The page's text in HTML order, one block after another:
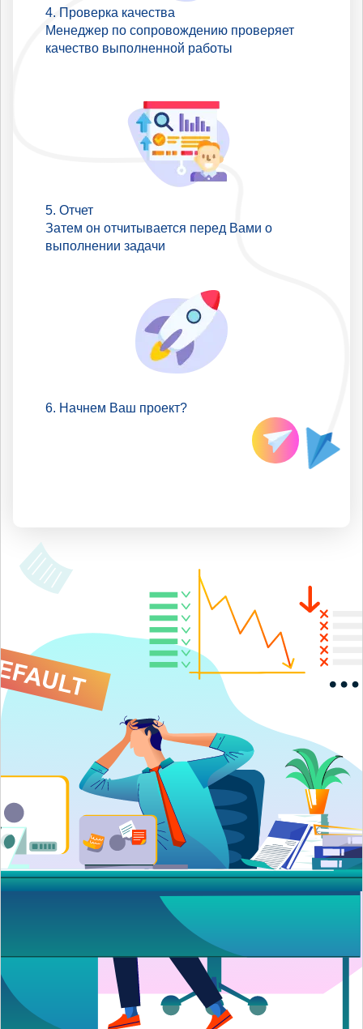
Проверка качества
Менеджер по сопровождению проверяет
качество выполненной работы
Отчет
Затем он отчитывается перед Вами о
выполнении задачи
Начнем Ваш проект?